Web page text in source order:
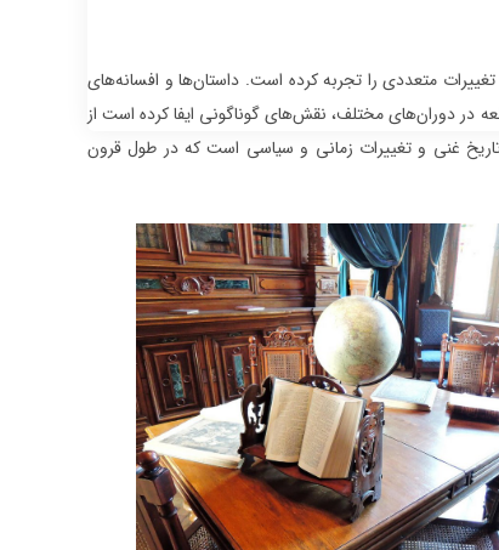
متعددی را تجربه کرده است. داستان‌ها و افسانه‌های
در دوران‌های مختلف، نقش‌های گوناگونی ایفا کرده است از
غنی و تغییرات زمانی و سیاسی است که در طول قرون